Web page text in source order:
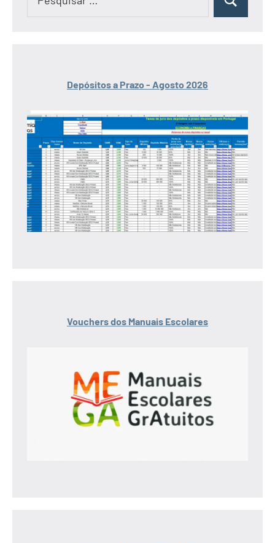
Pesquisar
Depósitos a Prazo - Agosto 2026
Vouchers dos Manuais Escolares